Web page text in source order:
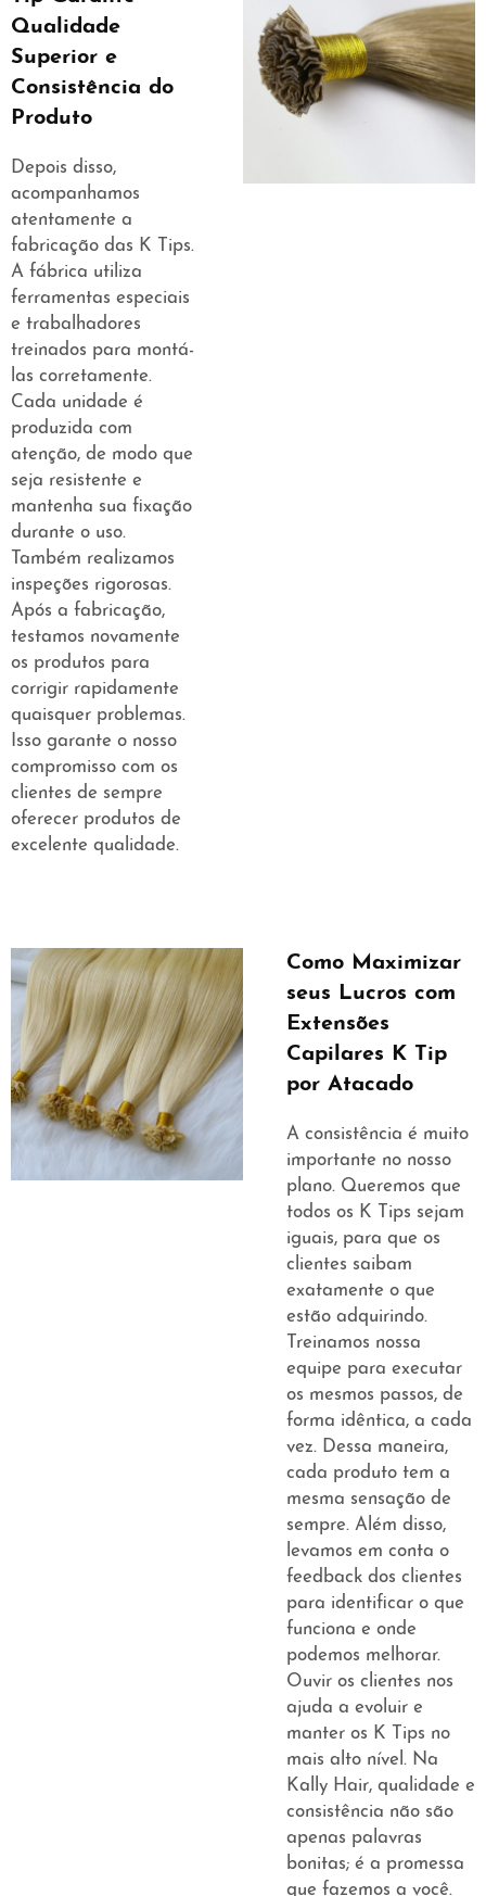
Qualidade
Superior e
Consistência do
Produto
Depois disso,
acompanhamos
atentamente a
fabricação das K Tips.
A fábrica utiliza
ferramentas especiais
e trabalhadores
treinados para montá-
las corretamente.
Cada unidade é
produzida com
atenção, de modo que
seja resistente e
mantenha sua fixação
durante o uso.
Também realizamos
inspeções rigorosas.
Após a fabricação,
testamos novamente
os produtos para
corrigir rapidamente
quaisquer problemas.
Isso garante o nosso
compromisso com os
clientes de sempre
oferecer produtos de
excelente qualidade.
Como Maximizar
seus Lucros com
Extensões
Capilares K Tip
por Atacado
A consistência é muito
importante no nosso
plano. Queremos que
todos os K Tips sejam
iguais, para que os
clientes saibam
exatamente o que
estão adquirindo.
Treinamos nossa
equipe para executar
os mesmos passos, de
forma idêntica, a cada
vez. Dessa maneira,
cada produto tem a
mesma sensação de
sempre. Além disso,
levamos em conta o
feedback dos clientes
para identificar o que
funciona e onde
podemos melhorar.
Ouvir os clientes nos
ajuda a evoluir e
manter os K Tips no
mais alto nível. Na
Kally Hair, qualidade e
consistência não são
apenas palavras
bonitas; é a promessa
que fazemos a você.